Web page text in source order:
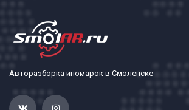
Авторазборка иномарок в Смоленске